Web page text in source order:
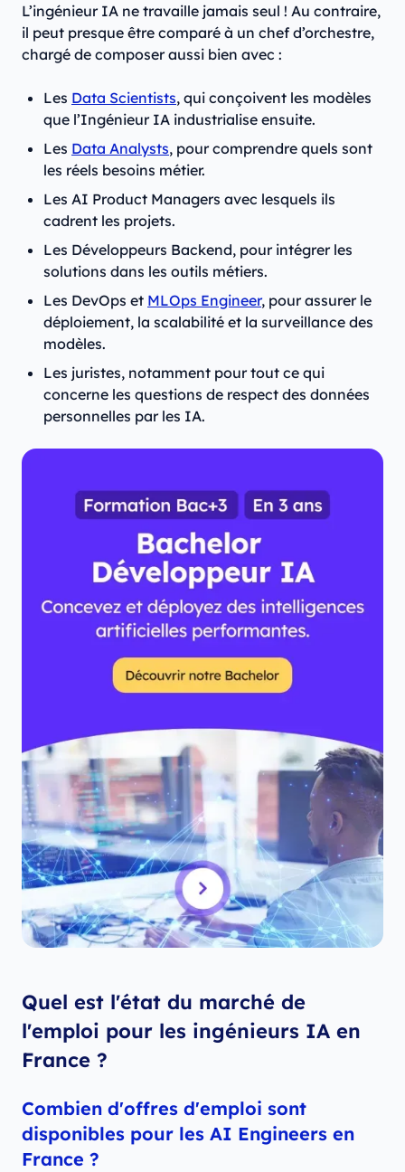
L’ingénieur IA ne travaille jamais seul ! Au contraire,
il peut presque être comparé à un chef d’orchestre,
chargé de composer aussi bien avec :
Les Data Scientists, qui conçoivent les modèles
que l’Ingénieur IA industrialise ensuite.
Les Data Analysts, pour comprendre quels sont
les réels besoins métier.
Les AI Product Managers avec lesquels ils
cadrent les projets.
Les Développeurs Backend, pour intégrer les
solutions dans les outils métiers.
Les DevOps et MLOps Engineer, pour assurer le
déploiement, la scalabilité et la surveillance des
modèles.
Les juristes, notamment pour tout ce qui
concerne les questions de respect des données
personnelles par les IA.
Quel est l'état du marché de
l'emploi pour les ingénieurs IA en
France ?
Combien d'offres d'emploi sont
disponibles pour les AI Engineers en
France ?